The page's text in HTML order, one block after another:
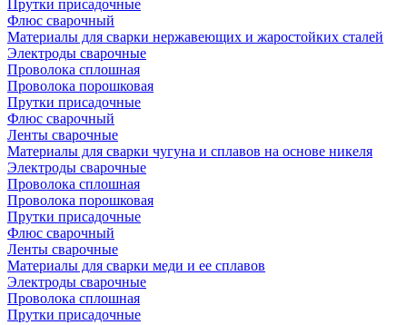
Прутки присадочные
Флюс сварочный
Материалы для сварки нержавеющих и жаростойких сталей
Электроды сварочные
Проволока сплошная
Проволока порошковая
Прутки присадочные
Флюс сварочный
Ленты сварочные
Материалы для сварки чугуна и сплавов на основе никеля
Электроды сварочные
Проволока сплошная
Проволока порошковая
Прутки присадочные
Флюс сварочный
Ленты сварочные
Материалы для сварки меди и ее сплавов
Электроды сварочные
Проволока сплошная
Прутки присадочные